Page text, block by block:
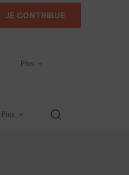
JE CONTRIBUE
Plus
Plus